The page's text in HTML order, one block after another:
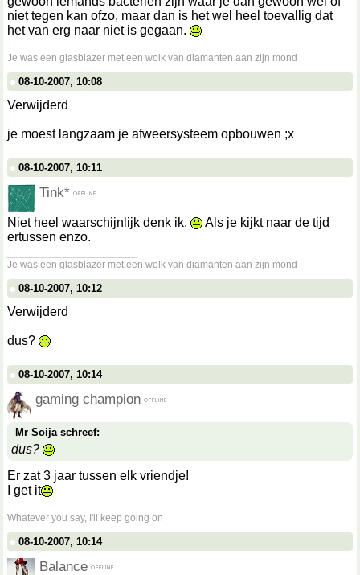
niet tegen kan ofzo, maar dan is het wel heel toevallig dat
het van erg naar niet is gegaan.
Je was een glasblazer met een wolk van diamanten aan zijn mond
08-10-2007, 10:08
Verwijderd
je moest langzaam je afweersysteem opbouwen ;x
08-10-2007, 10:11
Tink*
Niet heel waarschijnlijk denk ik.
Als je kijkt naar de tijd
ertussen enzo.
Je was een glasblazer met een wolk van diamanten aan zijn mond
08-10-2007, 10:12
Verwijderd
dus?
08-10-2007, 10:14
gaming champion
Mr Soija schreef:
dus?
Er zat 3 jaar tussen elk vriendje!
I get it
Whatever you say, I'll keep going on
08-10-2007, 10:14
Balance